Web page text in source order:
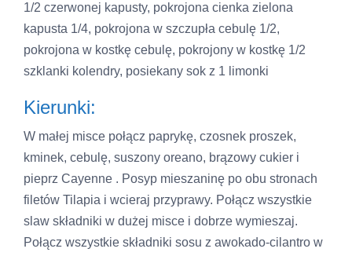
1/2 czerwonej kapusty, pokrojona cienka zielona
kapusta 1/4, pokrojona w szczupła cebulę 1/2,
pokrojona w kostkę cebulę, pokrojony w kostkę 1/2
szklanki kolendry, posiekany sok z 1 limonki
Kierunki:
W małej misce połącz paprykę, czosnek proszek,
kminek, cebulę, suszony oreano, brązowy cukier i
pieprz Cayenne . Posyp mieszaninę po obu stronach
filetów Tilapia i wcieraj przyprawy. Połącz wszystkie
slaw składniki w dużej misce i dobrze wymieszaj.
Połącz wszystkie składniki sosu z awokado-cilantro w